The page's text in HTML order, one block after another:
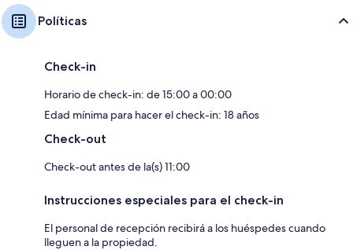
Políticas
Check-in
Horario de check-in: de 15:00 a 00:00
Edad mínima para hacer el check-in: 18 años
Check-out
Check-out antes de la(s) 11:00
Instrucciones especiales para el check-in
El personal de recepción recibirá a los huéspedes cuando
lleguen a la propiedad.